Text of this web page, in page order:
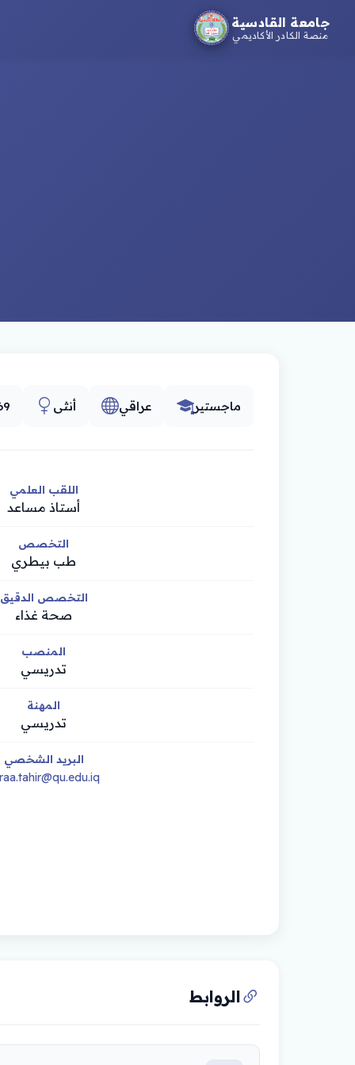
جامعة القادسية
منصة الكادر الأكاديمي
أنثى عراقي ماجستير
اللقب العلمي
أستاذ مساعد
التخصص
طب بيطري
التخصص الدقيق
صحة غذاء
المنصب
تدريسي
المهنة
تدريسي
البريد الشخصي
الروابط